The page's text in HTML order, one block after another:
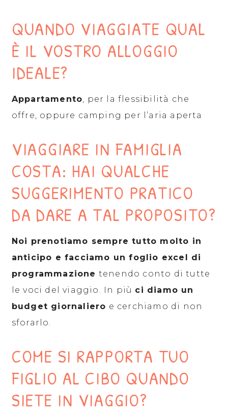
QUANDO VIAGGIATE QUAL
È IL VOSTRO ALLOGGIO
IDEALE?
Appartamento, per la flessibilità che
offre, oppure camping per l’aria aperta
VIAGGIARE IN FAMIGLIA
COSTA: HAI QUALCHE
SUGGERIMENTO PRATICO
DA DARE A TAL PROPOSITO?
Noi prenotiamo sempre tutto molto in
anticipo e facciamo un foglio excel di
programmazione tenendo conto di tutte
le voci del viaggio. In più ci diamo un
budget giornaliero e cerchiamo di non
sforarlo.
COME SI RAPPORTA TUO
FIGLIO AL CIBO QUANDO
SIETE IN VIAGGIO?